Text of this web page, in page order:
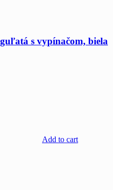
s vypínačom, biela
Add to cart